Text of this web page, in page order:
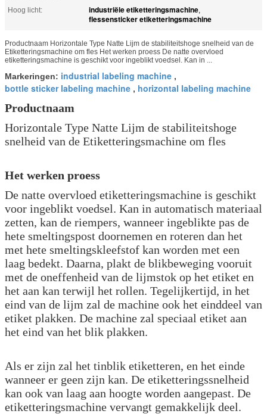
Hoog licht: industriële etiketteringsmachine,
flessensticker etiketteringsmachine
Productnaam Horizontale Type Natte Lijm de stabiliteitshoge snelheid van de
Etiketteringsmachine om fles Het werken proess De natte overvloed
etiketteringsmachine is geschikt voor ingeblikt voedsel. Kan in ...
Markeringen: industrial labeling machine ,
bottle sticker labeling machine , horizontal labeling machine
Productnaam
Horizontale Type Natte Lijm de stabiliteitshoge
snelheid van de Etiketteringsmachine om fles
Het werken proess
De natte overvloed etiketteringsmachine is geschikt
voor ingeblikt voedsel. Kan in automatisch materiaal
zetten, kan de riempers, wanneer ingeblikte pas de
hete smeltingspost doornemen en roteren dan het
met hete smeltingskleefstof kan worden met een
laag bedekt. Daarna, plakt de blikbeweging vooruit
met de oneffenheid van de lijmstok op het etiket en
het aan kan terwijl het rollen. Tegelijkertijd, in het
eind van de lijm zal de machine ook het einddeel van
etiket plakken. De machine zal speciaal etiket aan
het eind van het blik plakken.
Als er zijn zal het tinblik etiketteren, en het einde
wanneer er geen zijn kan. De etiketteringssnelheid
kan ook van laag aan hoogte worden aangepast. De
etiketteringsmachine vervangt gemakkelijk deel.